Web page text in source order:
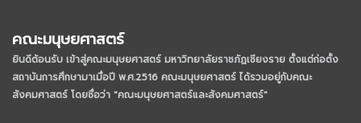
คณะมนุษยศาสตร์
ยินดีต้อนรับ เข้าสู่คณะมนุษยศาสตร์ มหาวิทยาลัยราชภัฏเชียงราย ตั้งแต่ก่อตั้ง
สถาบันการศึกษามาเมื่อปี พ.ศ.2516 คณะมนุษยศาสตร์ ได้รวมอยู่กับคณะ
สังคมศาสตร์ โดยชื่อว่า "คณะมนุษยศาสตร์และสังคมศาสตร์"